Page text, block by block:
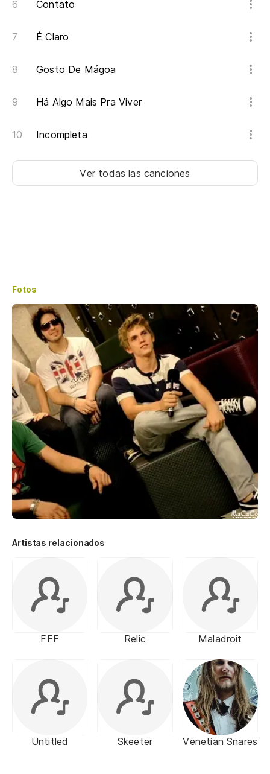
Contato
É Claro
Gosto De Mágoa
Há Algo Mais Pra Viver
Incompleta
Ver todas las canciones
Fotos
Artistas relacionados
FFF Relic Maladroit
Untitled Skeeter Venetian Snares